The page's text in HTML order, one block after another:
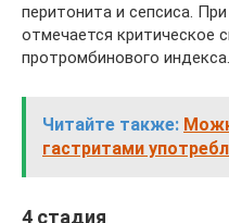
перитонита и сепсиса.
отмечается критическое
протромбинового индекса.
Читайте также:
гастритами
4 стадия